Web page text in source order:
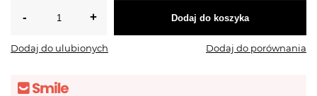
Dodaj do koszyka
Dodaj do ulubionych Dodaj do porównania